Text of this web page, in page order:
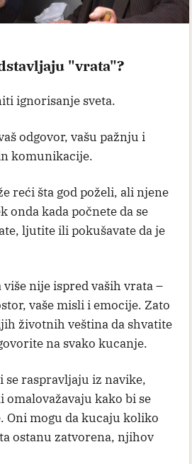
"vrata"?
ignorisanje sveta.
odgovor, vašu pažnju i
komunikacije.
reći šta god poželi, ali njene
onda kada počnete da se
ljutite ili pokušavate da je
nije ispred vaših vrata –
vaše misli i emocije. Zato
životnih veština da shvatite
na svako kucanje.
se raspravljaju iz navike,
kako bi se
Oni mogu da kucaju koliko
ostanu zatvorena, njihov